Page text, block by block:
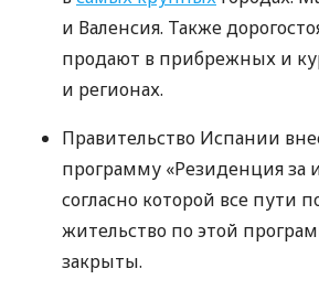
и Валенсия. Также
продают в прибрежных и
и регионах.
Правительство Испании
программу «Резиденция за
согласно которой все пути
жительство по этой
закрыты.